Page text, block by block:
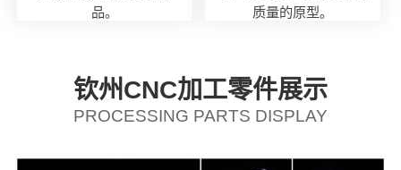
品。
质量的原型。
钦州CNC加工零件展示
PROCESSING PARTS DISPLAY